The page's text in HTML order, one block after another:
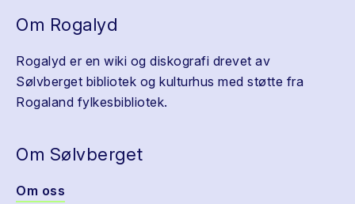
Om Rogalyd
Rogalyd er en wiki og diskografi drevet av
Sølvberget bibliotek og kulturhus med støtte fra
Rogaland fylkesbibliotek.
Om Sølvberget
Om oss